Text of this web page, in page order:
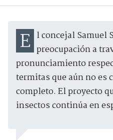
El concejal Samuel Salazar manifestó su preocupación a
pronunciamiento
termitas que aún no es
completo. El proyecto
insectos continúa en